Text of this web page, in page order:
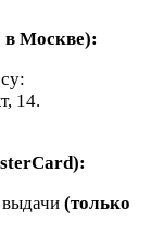
в Москве):
14.
(только